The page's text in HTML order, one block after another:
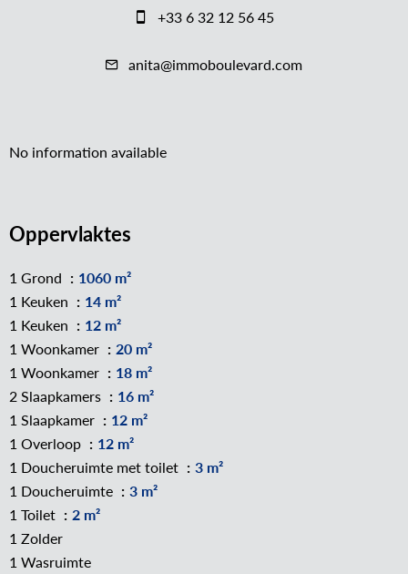
+33 6 32 12 56 45
anita@immoboulevard.com
No information available
Oppervlaktes
1 Grond
1060 m²
1 Keuken
14 m²
1 Keuken
12 m²
1 Woonkamer
20 m²
1 Woonkamer
18 m²
2 Slaapkamers
16 m²
1 Slaapkamer
12 m²
1 Overloop
12 m²
1 Doucheruimte met toilet
3 m²
1 Doucheruimte
3 m²
1 Toilet
2 m²
1 Zolder
1 Wasruimte